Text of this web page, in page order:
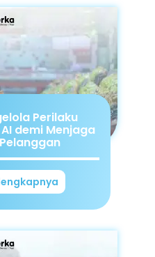
Perilaku
demi Menjaga